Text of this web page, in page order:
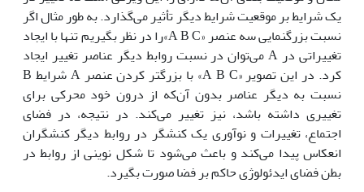
یک شرایط بر موقعیت شرایط دیگر تأثیر می‌گذارد. به طور مثال اگر
نسبت بزرگنمایی سه عنصر «A B C»را در نظر بگیریم تنها با ایجاد
تغییراتی در A می‌توان در نسبت روابط دیگر عناصر تغییر ایجاد
کرد. در این تصویر «A B C» با بزرگتر کردن عنصر A شرایط B
نسبت به دیگر عناصر بدون آن‌که از درون خود محرکی برای
تغییری داشته باشد، نیز تغییر می‌کند. در نتیجه، در فضای
اجتماع، تغییرات و نوآوری یک کنشگر در روابط دیگر کنشگران
انعکاس پیدا می‌کند و باعث می‌شود تا شکل نوینی از روابط در
بطن فضای ایدئولوژی حاکم بر فضا صورت بگیرد.